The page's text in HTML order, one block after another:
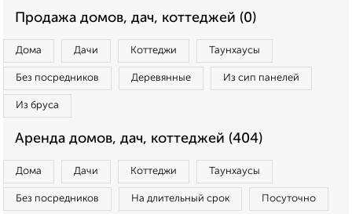
Продажа домов, дач, коттеджей (0)
Дома Дачи Коттеджи Таунхаусы
Без посредников Деревянные Из сип панелей
Из бруса
Аренда домов, дач, коттеджей (404)
Дома Дачи Коттеджи Таунхаусы
Без посредников На длительный срок Посуточно